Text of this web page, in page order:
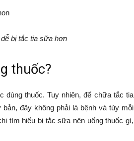
bị tắc tia sữa hơn
thuốc?
dùng thuốc. Tuy nhiên, để chữa tắc tia
đây không phải là bệnh và tùy mỗi
tìm hiểu bị tắc sữa nên uống thuốc gì,